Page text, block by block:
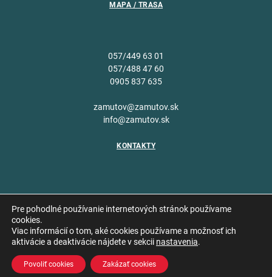
MAPA / TRASA
057/449 63 01
057/488 47 60
0905 837 635
zamutov@zamutov.sk
info@zamutov.sk
KONTAKTY
Copyright © 2026 Obec
Pre pohodlné používanie internetových stránok používame
cookies.
Viac informácií o tom, aké cookies používame a možnosť ich
aktivácie a deaktivácie nájdete v sekcii nastavenia.
Povoliť cookies Zakázať cookies